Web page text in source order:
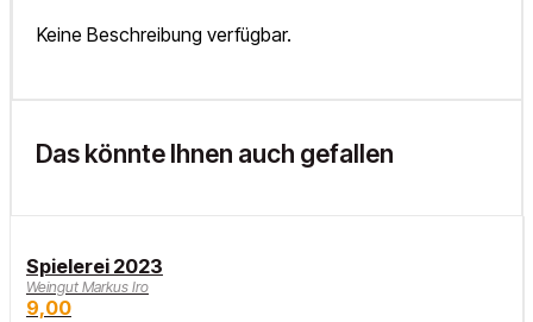
Keine Beschreibung verfügbar.
Das könnte Ihnen auch gefallen
Spielerei 2023
Weingut Markus Iro
9,00